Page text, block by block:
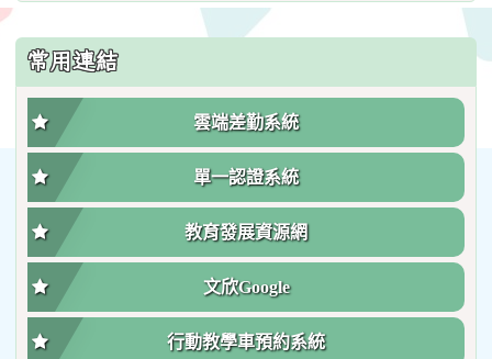
常用連結
雲端差勤系統
單一認證系統
教育發展資源網
文欣Google
行動教學車預約系統